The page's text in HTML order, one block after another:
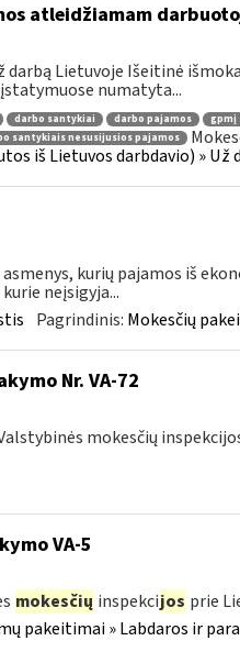
atleidžiamam
Lietuvoje Išeitinė
numatyta...
darbo santykiai darbo pajamos gpmį
santykiais nesusijusios pajamos
iš Lietuvos darbdavio) » Už
kurių pajamos iš
neįsigyja...
Pagrindinis: Mokesčių
Nr. VA-72
mokesčių
VA-5
mokesčių inspekcijos prie
pakeitimai » Labdaros ir